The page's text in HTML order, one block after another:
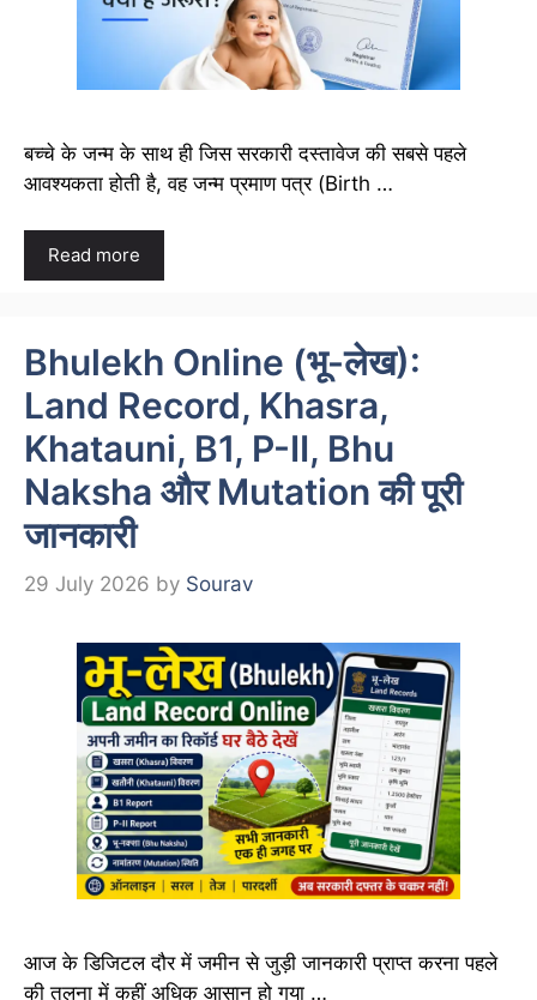
बच्चे के जन्म के साथ ही जिस सरकारी दस्तावेज की सबसे पहले
आवश्यकता होती है, वह जन्म प्रमाण पत्र (Birth …
Read more
Bhulekh Online (भू-लेख):
Land Record, Khasra,
Khatauni, B1, P-II, Bhu
Naksha और Mutation की पूरी
जानकारी
29 July 2026 by Sourav
आज के डिजिटल दौर में जमीन से जुड़ी जानकारी प्राप्त करना पहले
की तुलना में कहीं अधिक आसान हो गया …